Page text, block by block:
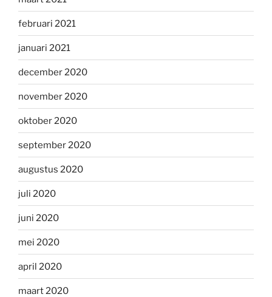
februari 2021
januari 2021
december 2020
november 2020
oktober 2020
september 2020
augustus 2020
juli 2020
juni 2020
mei 2020
april 2020
maart 2020